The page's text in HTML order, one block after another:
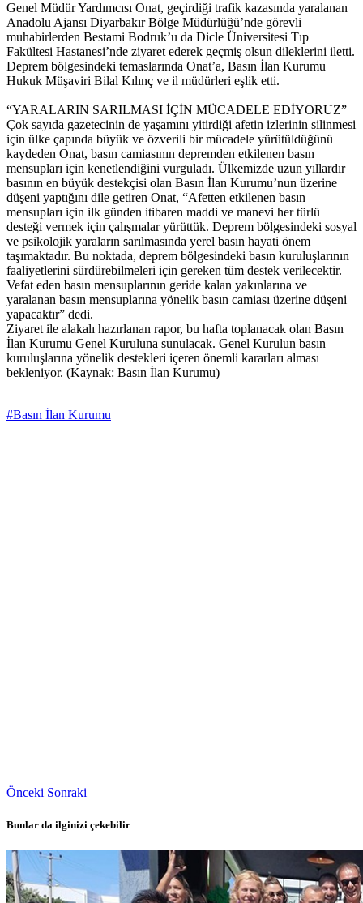
Genel Müdür Yardımcısı Onat, geçirdiği trafik kazasında yaralanan
Anadolu Ajansı Diyarbakır Bölge Müdürlüğü’nde görevli
muhabirlerden Bestami Bodruk’u da Dicle Üniversitesi Tıp
Fakültesi Hastanesi’nde ziyaret ederek geçmiş olsun dileklerini iletti.
Deprem bölgesindeki temaslarında Onat’a, Basın İlan Kurumu
Hukuk Müşaviri Bilal Kılınç ve il müdürleri eşlik etti.
“YARALARIN SARILMASI İÇİN MÜCADELE EDİYORUZ”
Çok sayıda gazetecinin de yaşamını yitirdiği afetin izlerinin silinmesi
için ülke çapında büyük ve özverili bir mücadele yürütüldüğünü
kaydeden Onat, basın camiasının depremden etkilenen basın
mensupları için kenetlendiğini vurguladı. Ülkemizde uzun yıllardır
basının en büyük destekçisi olan Basın İlan Kurumu’nun üzerine
düşeni yaptığını dile getiren Onat, “Afetten etkilenen basın
mensupları için ilk günden itibaren maddi ve manevi her türlü
desteği vermek için çalışmalar yürüttük. Deprem bölgesindeki sosyal
ve psikolojik yaraların sarılmasında yerel basın hayati önem
taşımaktadır. Bu noktada, deprem bölgesindeki basın kuruluşlarının
faaliyetlerini sürdürebilmeleri için gereken tüm destek verilecektir.
Vefat eden basın mensuplarının geride kalan yakınlarına ve
yaralanan basın mensuplarına yönelik basın camiası üzerine düşeni
yapacaktır” dedi.
Ziyaret ile alakalı hazırlanan rapor, bu hafta toplanacak olan Basın
İlan Kurumu Genel Kuruluna sunulacak. Genel Kurulun basın
kuruluşlarına yönelik destekleri içeren önemli kararları alması
bekleniyor. (Kaynak: Basın İlan Kurumu)
#Basın İlan Kurumu
Önceki Sonraki
Bunlar da ilginizi çekebilir